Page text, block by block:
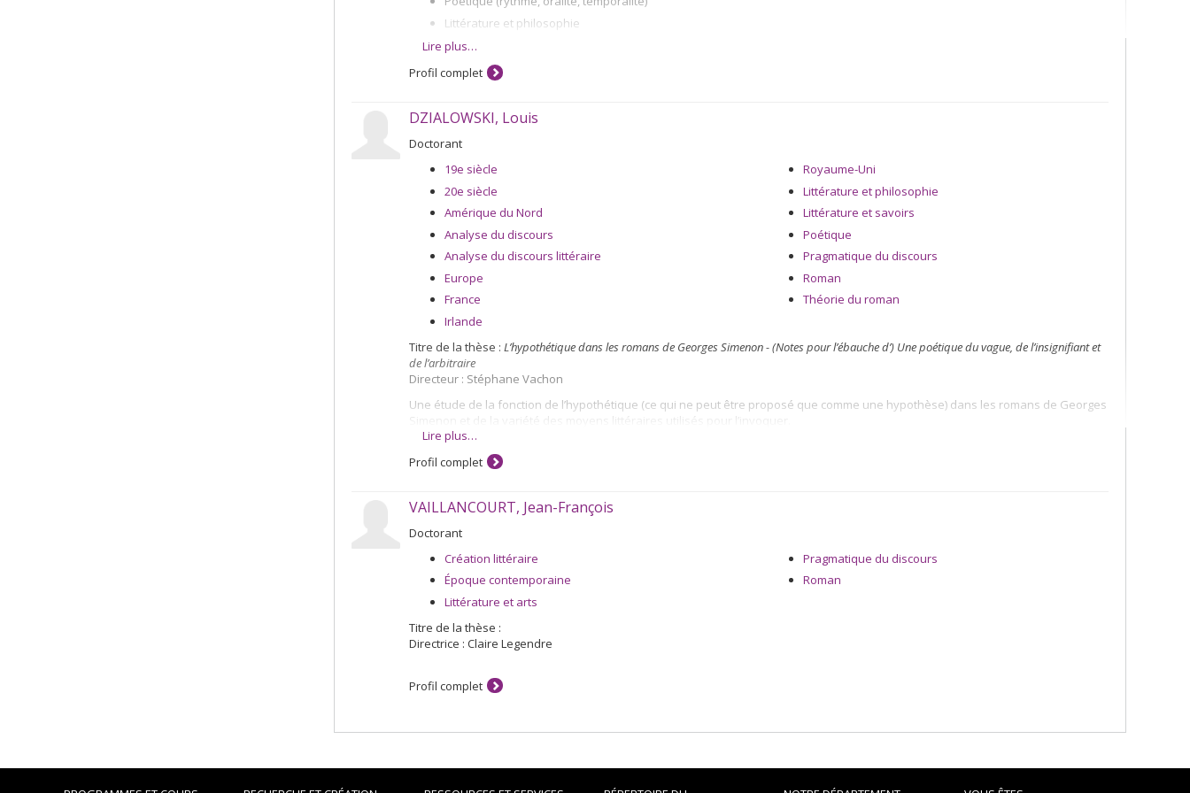
Littérature et philosophie
Le chevalier de Méré (mémoire de maîtrise).
Le théâtre actuel en Espagne (Madrid, 1952).
Méthodologie de la stylistique (2e thèse).
Claudel.
Montherlant.
L'écriture surréaliste.
Henri Michaux.
Les profils d'apprentissage et leurs indices statistiques selon les réponses à des questions à choix multiple (QCM).
Les genres littéraires.
Les raisons des fautes de langue, et notamment les interférences avec les langues locales en Afrique
L'autoguidage informatisé
La terminologie grammaticale
Lestaxinomies.
Lire plus…
Profil complet
DZIALOWSKI, Louis
Doctorant
19e siècle
20e siècle
Amérique du Nord
Analyse du discours
Analyse du discours littéraire
Europe
France
Irlande
Royaume-Uni
Littérature et philosophie
Littérature et savoirs
Poétique
Pragmatique du discours
Roman
Théorie du roman
Titre de la thèse : L’hypothétique dans les romans de Georges Simenon - (Notes pour l’ébauche d’) Une poétique du vague, de l’insignifiant et
de l’arbitraire
Directeur : Stéphane Vachon
Une étude de la fonction de l’hypothétique (ce qui ne peut être proposé que comme une hypothèse) dans les romans de Georges
Simenon et de la variété des moyens littéraires utilisés pour l’invoquer.
Lire plus…
Profil complet
VAILLANCOURT, Jean-François
Doctorant
Création littéraire
Époque contemporaine
Littérature et arts
Pragmatique du discours
Roman
Titre de la thèse :
Directrice : Claire Legendre
Profil complet